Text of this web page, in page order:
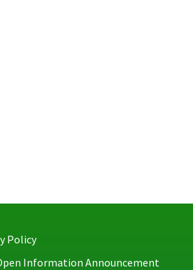
Policy
Information Announcement